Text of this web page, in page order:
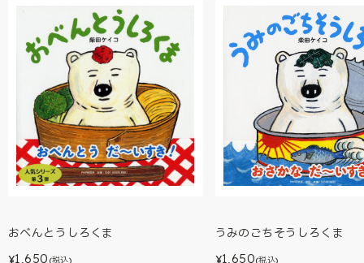
おべんとうしろくま
¥1,650 (税込)
うみのごちそうしろくま
¥1,650(税込)